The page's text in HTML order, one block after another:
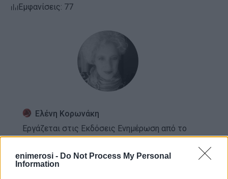
enimerosi - Do Not Process My Personal
Information
Εμφανίσεις: 77
Ελένη Κορωνάκη
Εργάζεται στις Εκδόσεις Ενημέρωση από το
1990 σε θέσεις υψηλής ευθύνης. Ειδικεύεται στις
δημόσιες σχέσεις, το ελεύθερο και το
καλλιτεχνικό ρεπορτάζ.